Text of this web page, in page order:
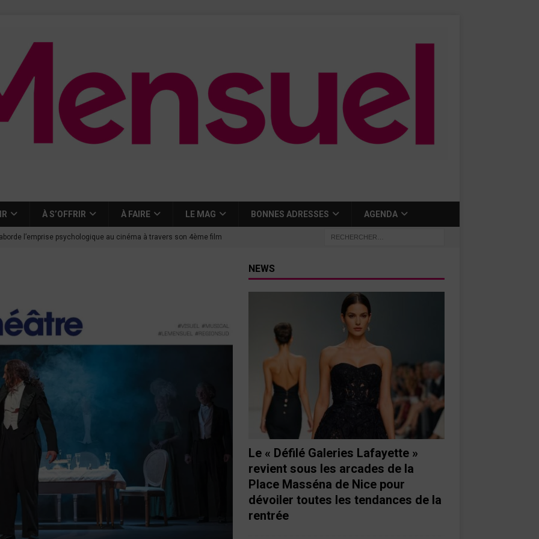
À S’OFFRIR À FAIRE LE MAG BONNES ADRESSES AGENDA
l’emprise psychologique au cinéma à travers son 4ème film
va ouvrir ses portes à Mandelieu
autres CINÉMA
italiennes
Lafayette » revient sous les arcades de la Place Masséna de Nice
la rentrée
NEWS
Le « Défilé Galeries Lafayette »
revient sous les arcades de la
Place Masséna de Nice pour
dévoiler toutes les tendances de la
rentrée